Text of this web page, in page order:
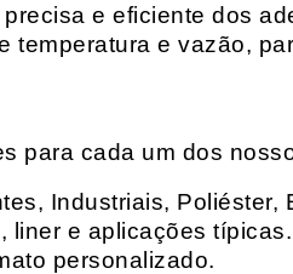
e eficiente dos
temperatura e vazão,
para cada um dos
Industriais, Poliéster,
e aplicações
personalizado.